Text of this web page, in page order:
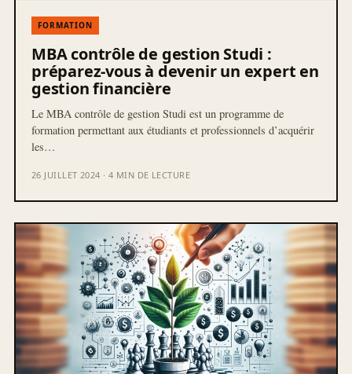
FORMATION
MBA contrôle de gestion Studi :
préparez-vous à devenir un expert en
gestion financière
Le MBA contrôle de gestion Studi est un programme de
formation permettant aux étudiants et professionnels d’acquérir
les…
26 JUILLET 2024 · 4 MIN DE LECTURE